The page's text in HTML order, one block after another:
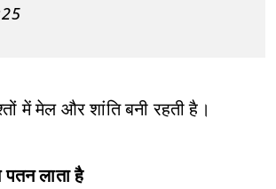
में मेल और शांति बनी रहती है।
लाता है